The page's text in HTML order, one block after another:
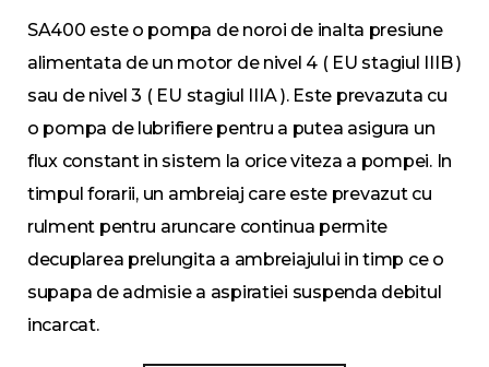
SA400 este o pompa de noroi de inalta presiune
alimentata de un motor de nivel 4 ( EU stagiul IIIB )
sau de nivel 3 ( EU stagiul IIIA ). Este prevazuta cu
o pompa de lubrifiere pentru a putea asigura un
flux constant in sistem la orice viteza a pompei. In
timpul forarii, un ambreiaj care este prevazut cu
rulment pentru aruncare continua permite
decuplarea prelungita a ambreiajului in timp ce o
supapa de admisie a aspiratiei suspenda debitul
incarcat.